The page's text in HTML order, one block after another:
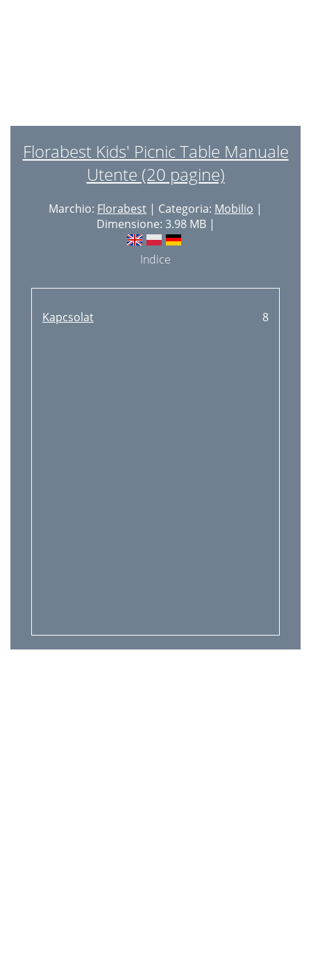
Florabest Kids' Picnic Table Manuale
Utente (20 pagine)
Marchio: Florabest | Categoria: Mobilio |
Dimensione: 3.98 MB |
Indice
Kapcsolat 8